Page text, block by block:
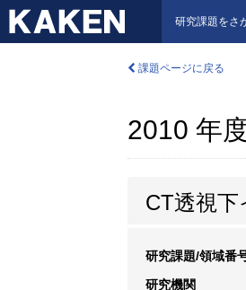
研究課題をさ
課題ページに戻る
2010 年
CT透視
研究課題/領域番
研究機関